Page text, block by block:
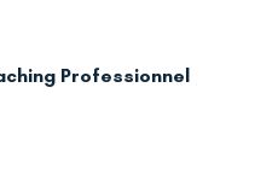
Professionnel